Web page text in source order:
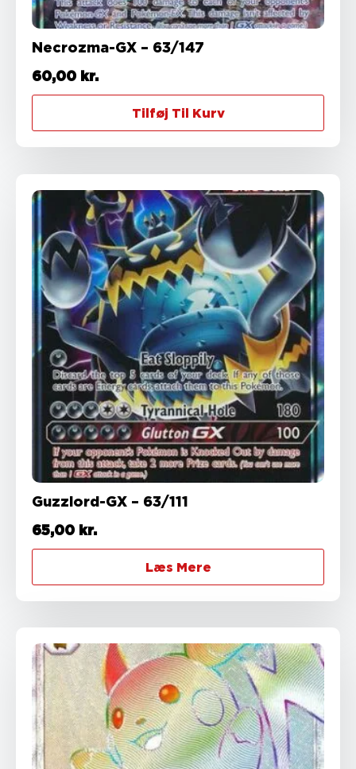
Necrozma-GX – 63/147
60,00 kr.
Tilføj Til Kurv
Guzzlord-GX – 63/111
65,00 kr.
Læs Mere